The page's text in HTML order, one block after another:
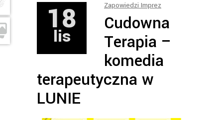
18
lis
Zapowiedzi Imprez
Cudowna
Terapia –
komedia
terapeutyczna w
LUNIE